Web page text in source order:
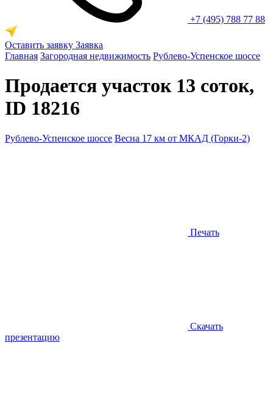
+7 (495) 788 77 88
Оставить заявку Заявка
Главная Загородная недвижимость Рублево-Успенское шоссе
Продается участок 13 соток,
ID 18216
Рублево-Успенское шоссе Весна 17 км от МКАД (Горки-2)
Печать
Скачать
презентацию